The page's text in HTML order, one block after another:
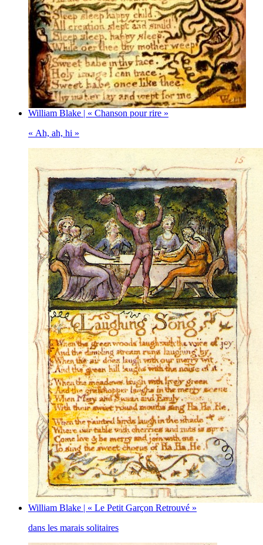
William Blake | « Chanson pour rire »
« Ah, ah, hi »
William Blake | « Le Petit Garçon Retrouvé »
dans les marais solitaires